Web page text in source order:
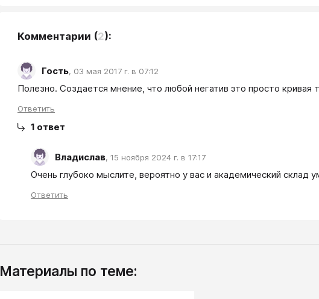
Комментарии (2):
Гость, 03 мая 2017 г. в 07:12
Полезно. Создается мнение, что любой негатив это просто кривая
Ответить
1 ответ
Владислав, 15 ноября 2024 г. в 17:17
Очень глубоко мыслите, вероятно у вас и академический склад
Ответить
Материалы по теме: